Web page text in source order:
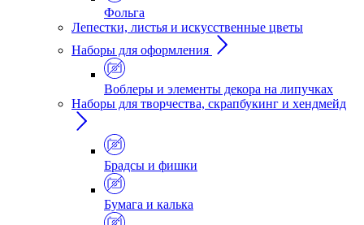
Фольга
Лепестки, листья и искусственные цветы
Наборы для оформления
Воблеры и элементы декора на липучках
Наборы для творчества, скрапбукинг и хендмейд
Брадсы и фишки
Бумага и калька